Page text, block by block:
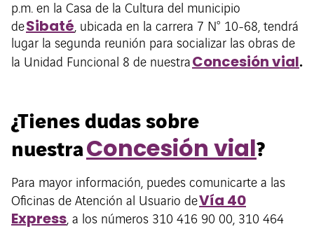
p.m. en la Casa de la Cultura del municipio
deSibaté, ubicada en la carrera 7 N° 10-68, tendrá
lugar la segunda reunión para socializar las obras de
la Unidad Funcional 8 de nuestra Concesión vial.
¿Tienes dudas sobre
nuestraConcesión vial?
Para mayor información, puedes comunicarte a las
Oficinas de Atención al Usuario deVía 40
Express, a los números 310 416 90 00, 310 464